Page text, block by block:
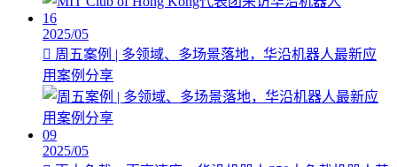
16
2025/05
周五案例 | 多领域、多场景落地，华沿机器人最新应
用案例分享
09
2025/05